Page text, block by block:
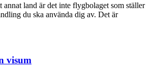
annat land är det inte flygbolaget som ställer
du ska använda dig av. Det är
visum